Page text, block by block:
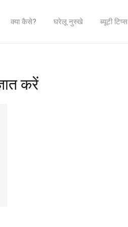
क्या कैसे? घरेलू नुस्खे ब्यूटी टिप्स
करें